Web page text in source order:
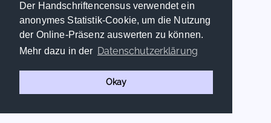
Der Handschriftencensus verwendet ein
anonymes Statistik-Cookie, um die Nutzung
der Online-Präsenz auswerten zu können.
Mehr dazu in der Datenschutzerklärung
Okay